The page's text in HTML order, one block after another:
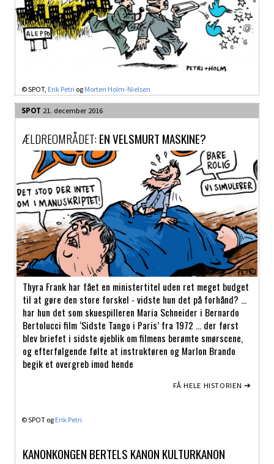
© SPOT, Erik Petri og Morten Holm-Nielsen
SPOT 21. december 2016
ÆLDREOMRÅDET:EN VELSMURT MASKINE?
Thyra Frank har fået en ministertitel uden ret meget budget
til at gøre den store forskel - vidste hun det på forhånd? …
har hun det som skuespilleren Maria Schneider i Bernardo
Bertolucci film ‘Sidste Tango i Paris’ fra 1972 … der først
blev briefet i sidste øjeblik om filmens berømte smørscene,
og efterfølgende følte at instruktøren og Marlon Brando
begik et overgreb imod hende
FÅ HELE HISTORIEN ➔
© SPOT og Erik Petri
KANONKONGEN BERTELS KANON KULTURKANON